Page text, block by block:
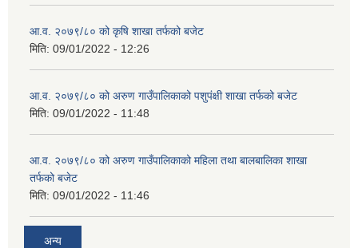
आ.व. २०७९/८० को कृषि शाखा तर्फको बजेट
मिति: 09/01/2022 - 12:26
आ.व. २०७९/८० को अरुण गाउँपालिकाको पशुपंक्षी शाखा तर्फको बजेट
मिति: 09/01/2022 - 11:48
आ.व. २०७९/८० को अरुण गाउँपालिकाको महिला तथा बालबालिका शाखा
तर्फको बजेट
मिति: 09/01/2022 - 11:46
अन्य